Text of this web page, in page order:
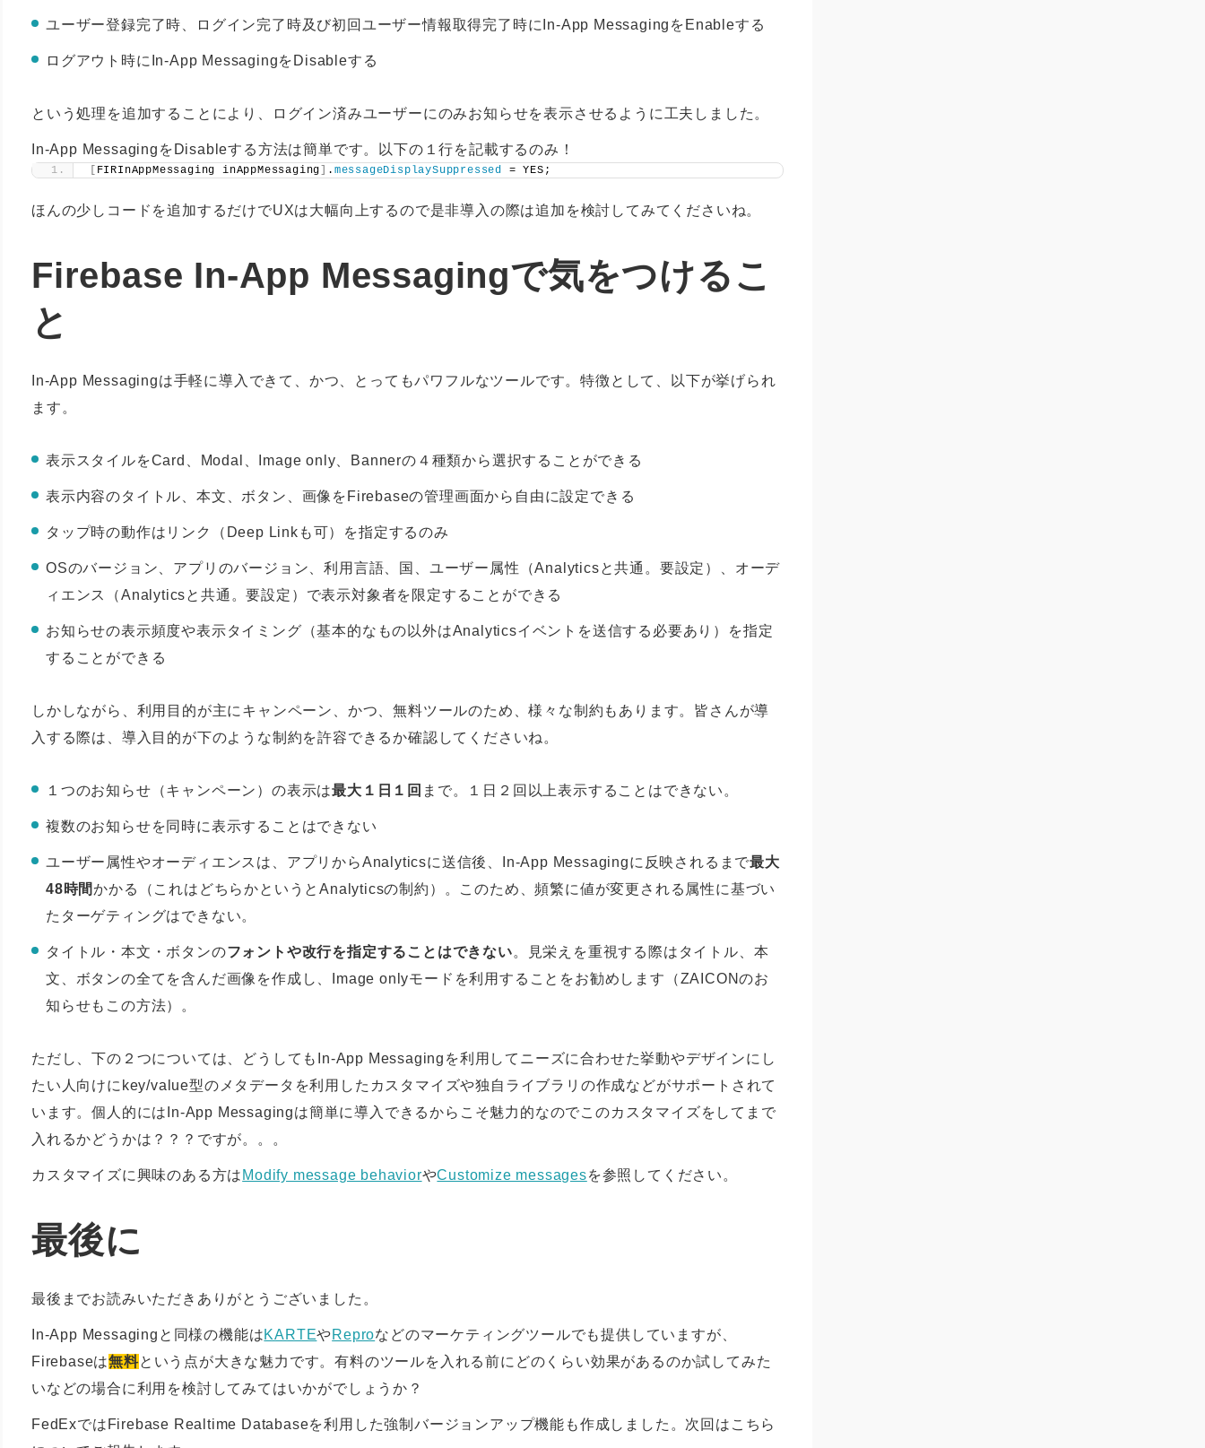
ユーザー登録完了時、ログイン完了時及び初回ユーザー情報取得完了時にIn-App MessagingをEnableする
ログアウト時にIn-App MessagingをDisableする
という処理を追加することにより、ログイン済みユーザーにのみお知らせを表示させるように工夫しました。
In-App MessagingをDisableする方法は簡単です。以下の１行を記載するのみ！
[ FIRInAppMessaging inAppMessaging] . messageDisplaySuppressed = YES;
ほんの少しコードを追加するだけでUXは大幅向上するので是非導入の際は追加を検討してみてくださいね。
Firebase In-App Messagingで気をつけるこ
と
In-App Messagingは手軽に導入できて、かつ、とってもパワフルなツールです。特徴として、以下が挙げられ
ます。
表示スタイルをCard、Modal、Image only、Bannerの４種類から選択することができる
表示内容のタイトル、本文、ボタン、画像をFirebaseの管理画面から自由に設定できる
タップ時の動作はリンク（Deep Linkも可）を指定するのみ
OSのバージョン、アプリのバージョン、利用言語、国、ユーザー属性（Analyticsと共通。要設定）、オーデ
ィエンス（Analyticsと共通。要設定）で表示対象者を限定することができる
お知らせの表示頻度や表示タイミング（基本的なもの以外はAnalyticsイベントを送信する必要あり）を指定
することができる
しかしながら、利用目的が主にキャンペーン、かつ、無料ツールのため、様々な制約もあります。皆さんが導
入する際は、導入目的が下のような制約を許容できるか確認してくださいね。
１つのお知らせ（キャンペーン）の表示は最大１日１回 まで。１日２回以上表示することはできない。
複数のお知らせを同時に表示することはできない
ユーザー属性やオーディエンスは、アプリからAnalyticsに送信後、In-App Messagingに反映されるまで最大
48時間かかる（これはどちらかというとAnalyticsの制約）。このため、頻繁に値が変更される属性に基づい
たターゲティングはできない。
タイトル・本文・ボタンのフォントや改行を指定することはできない。見栄えを重視する際はタイトル、本
文、ボタンの全てを含んだ画像を作成し、Image onlyモードを利用することをお勧めします（ZAICONのお
知らせもこの方法）。
ただし、下の２つについては、どうしてもIn-App Messagingを利用してニーズに合わせた挙動やデザインにし
たい人向けにkey/value型のメタデータを利用したカスタマイズや独自ライブラリの作成などがサポートされて
います。個人的にはIn-App Messagingは簡単に導入できるからこそ魅力的なのでこのカスタマイズをしてまで
入れるかどうかは？？？ですが。。。
カスタマイズに興味のある方は Modify message behaviorやCustomize messagesを参照してください。
最後に
最後までお読みいただきありがとうございました。
In-App Messagingと同様の機能はKARTEやReproなどのマーケティングツールでも提供していますが、
Firebaseは無料という点が大きな魅力です。有料のツールを入れる前にどのくらい効果があるのか試してみた
いなどの場合に利用を検討してみてはいかがでしょうか？
FedExではFirebase Realtime Databaseを利用した強制バージョンアップ機能も作成しました。次回はこちら